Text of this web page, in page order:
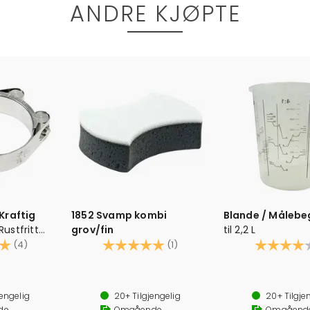
ANDRE KJØPTE
(4)
1852 Svamp kombi
grov/fin
Karakter:
(1)
20+Tilgjengelig
Blande /
til 2,2 L
Karakter:
20+